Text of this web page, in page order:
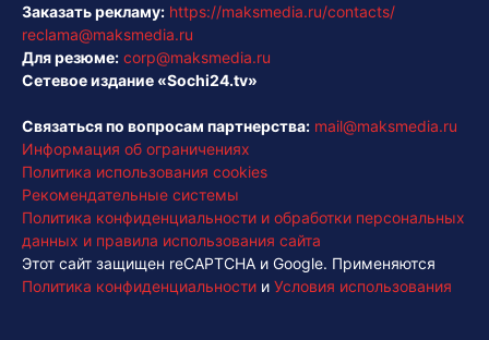
Заказать рекламу: https://maksmedia.ru/contacts/
reclama@maksmedia.ru
Для резюме: corp@maksmedia.ru
Сетевое издание «Sochi24.tv»
Связаться по вопросам партнерства: mail@maksmedia.ru
Информация об ограничениях
Политика использования cookies
Рекомендательные системы
Политика конфиденциальности и обработки персональных
данных и правила использования сайта
Этот сайт защищен reCAPTCHA и Google. Применяются
Политика конфиденциальности и Условия использования